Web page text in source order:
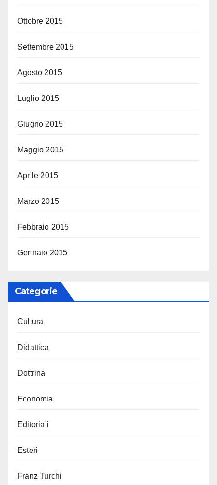
Ottobre 2015
Settembre 2015
Agosto 2015
Luglio 2015
Giugno 2015
Maggio 2015
Aprile 2015
Marzo 2015
Febbraio 2015
Gennaio 2015
Categorie
Cultura
Didattica
Dottrina
Economia
Editoriali
Esteri
Franz Turchi